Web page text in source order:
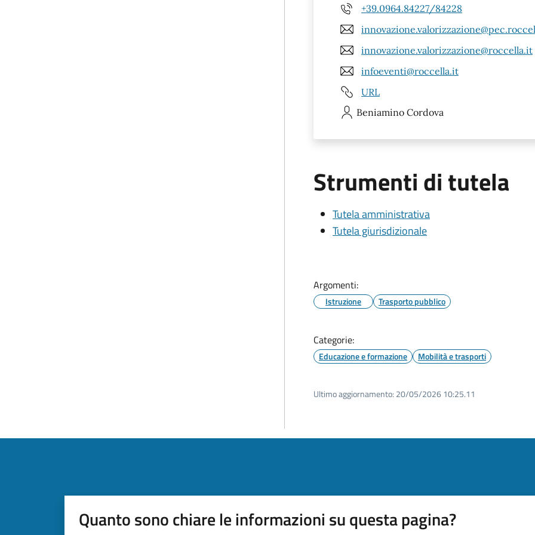
+39.0964.84227/84228
innovazione.valorizzazione@roccella.it
infoeventi@roccella.it
URL
Beniamino Cordova
Strumenti di tutela
Tutela amministrativa
Tutela giurisdizionale
Argomenti:
Istruzione Trasporto pubblico
Categorie:
Educazione e formazione Mobilità e trasporti
Ultimo aggiornamento: 20/05/2026 10:25.11
Quanto sono chiare le informazioni su questa pagina?